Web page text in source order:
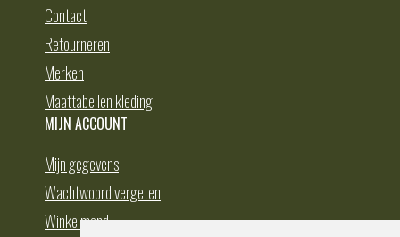
Contact
Retourneren
Merken
Maattabellen kleding
MIJN ACCOUNT
Mijn gegevens
Wachtwoord vergeten
Winkelmand